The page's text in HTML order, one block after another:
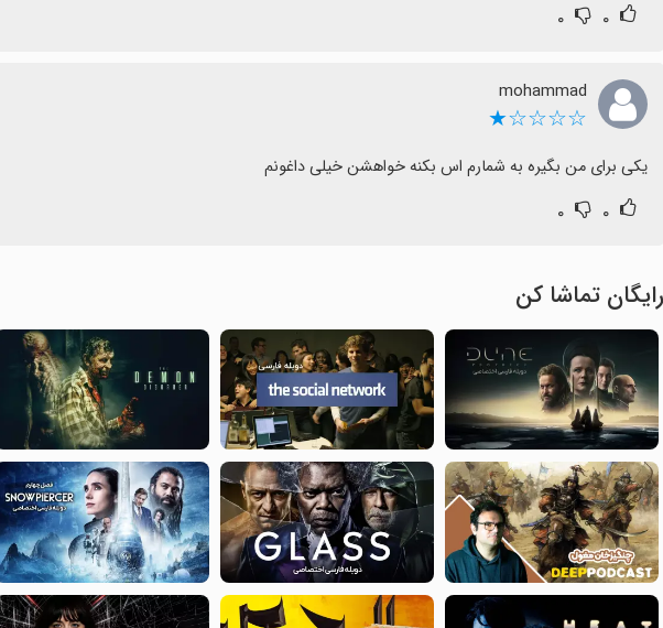
۰ ۰
mohammad
☆☆☆☆★
یکی برای من بگیره به شمارم اس بکنه خواهشن خیلی داغونم
۰ ۰
رایگان تماشا کن